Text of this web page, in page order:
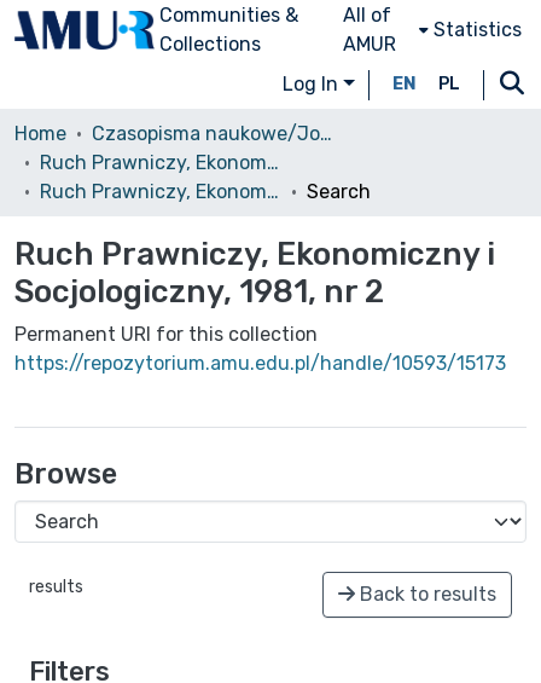
Communities &
Collections
All of
AMUR
Statistics
Log In EN PL
Home
Czasopisma naukowe/Journals
Ruch Prawniczy, Ekonomiczny i Socjologiczny
Ruch Prawniczy, Ekonomiczny i Socjologiczny, 1981, nr 2
Search
Ruch Prawniczy, Ekonomiczny i
Socjologiczny, 1981, nr 2
Permanent URI for this collection
https://repozytorium.amu.edu.pl/handle/10593/15173
Browse
results Back to results
Filters